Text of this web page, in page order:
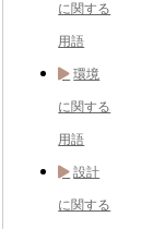
に関する
用語
環境
に関する
用語
設計
に関する